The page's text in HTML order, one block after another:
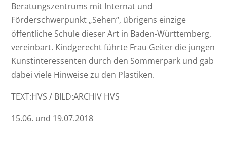
Beratungszentrums mit Internat und
Förderschwerpunkt „Sehen“, übrigens einzige
öffentliche Schule dieser Art in Baden-Württemberg,
vereinbart. Kindgerecht führte Frau Geiter die jungen
Kunstinteressenten durch den Sommerpark und gab
dabei viele Hinweise zu den Plastiken.
TEXT:HVS / BILD:ARCHIV HVS
15.06. und 19.07.2018